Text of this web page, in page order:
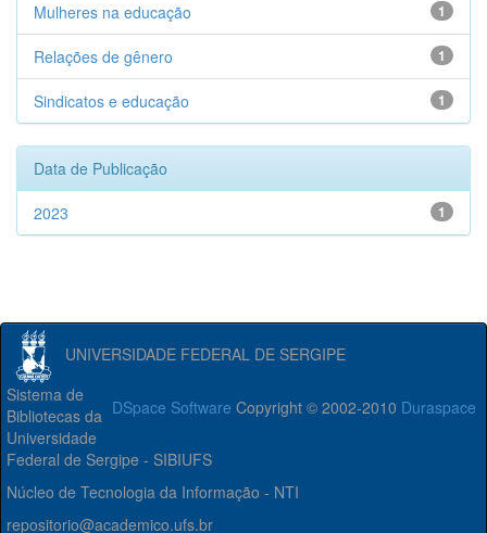
1
Mulheres na educação
1
Relações de gênero
1
Sindicatos e educação
Data de Publicação
1
2023
UNIVERSIDADE FEDERAL DE SERGIPE
DSpace Software Copyright © 2002-2010 Duraspace
Sistema de
Bibliotecas da
Universidade
Federal de Sergipe - SIBIUFS
Núcleo de Tecnologia da Informação - NTI
repositorio@academico.ufs.br